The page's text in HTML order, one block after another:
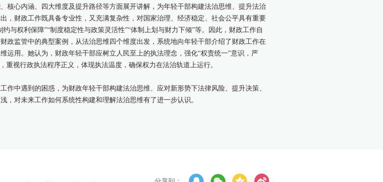
核心内涵、四大维度及提升路径等方面展开讲解，为年轻干部构建法治思维、提升法治
，财政工作既具备专业性，又充满复杂性，对国家治理、经济稳定、社会公平具有重要
与权利保障”“制度稳定性与政策灵活性”“体制上划与财力下倾”等。因此，财政工作自
政监管中的典型案例，从法治思维四个维度出发，系统地向年轻干部介绍了财政工作在
运用。她认为，财政年轻干部应树立人民至上的执法理念，强化“权责统一”意识，严
重视行政执法程序正义，体现执法温度，确保权力在法治轨道上运行。
作中遇到的困惑，为财政年轻干部构建法治思维、应对新形势下法律风险、提升决策、
，对未来工作如何系统性构建和理解法治思维有了进一步认识。